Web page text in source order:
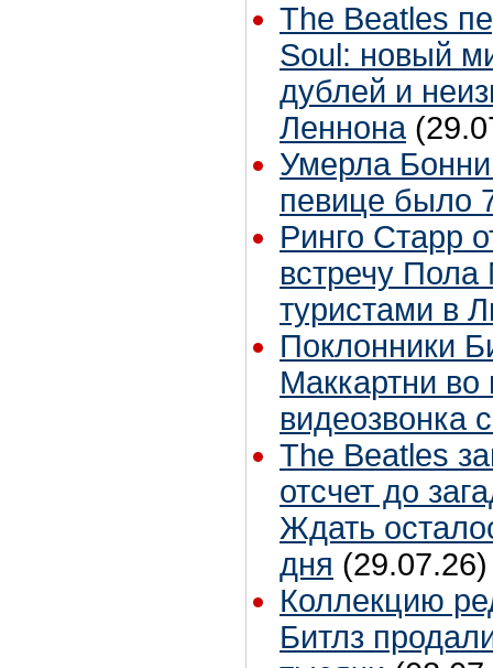
The Beatles
Soul: новый
дублей и
Леннона
Умерла
певице было
Ринго Старр
встречу Пола
туристами в
Поклонники
Маккартни во
видеозвонка
The Beatles
отсчет до
Ждать
дня (29.07.26)
Коллекцию
Битлз